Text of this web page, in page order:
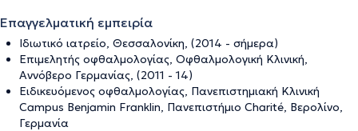
Επαγγελματική εμπειρία
Ιδιωτικό ιατρείο, Θεσσαλονίκη, (2014 - σήμερα)
Επιμελητής οφθαλμολογίας, Οφθαλμολογική Κλινική,
Αννόβερο Γερμανίας, (2011 - 14)
Ειδικευόμενος οφθαλμολογίας, Πανεπιστημιακή Κλινική
Campus Benjamin Franklin, Πανεπιστήμιο Charité, Βερολίνο,
Γερμανία